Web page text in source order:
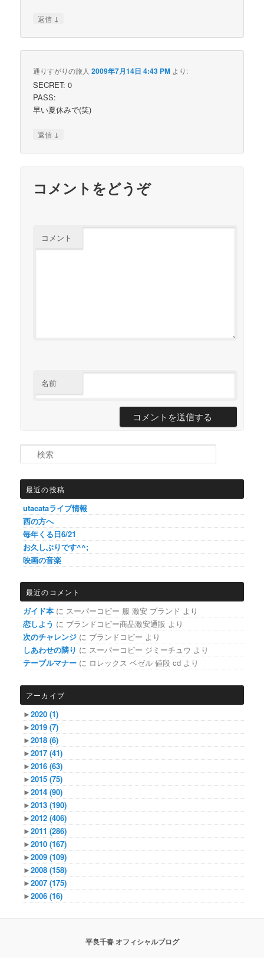
返信 ↓
通りすがりの旅人 2009年7月14日 4:43 PM より:
SECRET: 0
PASS:
早い夏休みで(笑)
返信 ↓
コメントをどうぞ
コメント
名前
最近の投稿
utacataライブ情報
西の方へ
毎年くる日6/21
お久しぶりです^^;
映画の音楽
最近のコメント
ガイド本 に スーパーコピー 服 激安 ブランド より
恋しよう に ブランドコピー商品激安通販 より
次のチャレンジ に ブランドコピー より
しあわせの隣り に スーパーコピー ジミーチュウ より
テーブルマナー に ロレックス ベゼル 値段 cd より
アーカイブ
►2020(1)
►2019(7)
►2018(6)
►2017(41)
►2016(63)
►2015(75)
►2014(90)
►2013(190)
►2012(406)
►2011(286)
►2010(167)
►2009(109)
►2008(158)
►2007(175)
►2006(16)
平良千春 オフィシャルブログ